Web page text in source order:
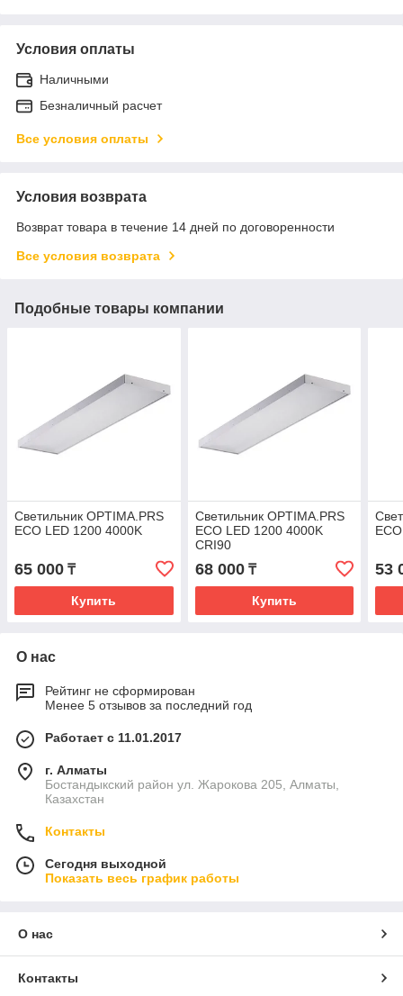
Условия оплаты
Наличными
Безналичный расчет
Все условия оплаты
Условия возврата
Возврат товара в течение 14 дней по договоренности
Все условия возврата
Подобные товары компании
Светильник OPTIMA.PRS
ECO LED 1200 4000K
65 000 ₸
Купить
Светильник OPTIMA.PRS
ECO LED 1200 4000K
CRI90
68 000₸
Купить
53
О нас
Рейтинг не сформирован
Менее 5 отзывов за последний год
Работает с 11.01.2017
г. Алматы
Бостандыкский район ул. Жарокова 205, Алматы,
Казахстан
Контакты
Сегодня выходной
Показать весь график работы
О нас
Контакты